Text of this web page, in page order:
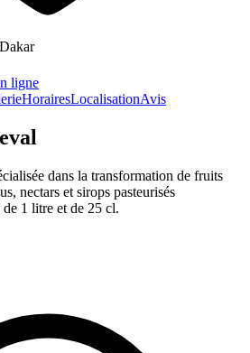
ligne
HorairesLocalisationAvis
dans la transformation de fruits
nectars et sirops pasteurisés
1 litre et de 25 cl.